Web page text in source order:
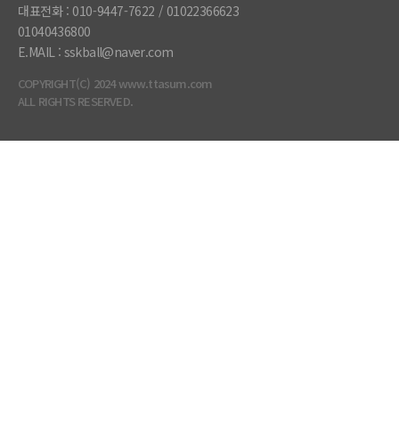
대표전화 : 010-9447-7622 / 01022366623
01040436800
E.MAIL : sskball@naver.com
COPYRIGHT(C) 2024 www.ttasum.com
ALL RIGHTS RESERVED.